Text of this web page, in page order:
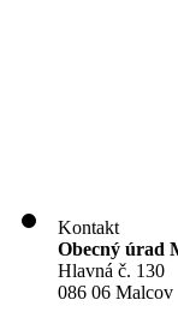
Kontakt
Obecný úrad
Hlavná č. 130
086 06 Malcov